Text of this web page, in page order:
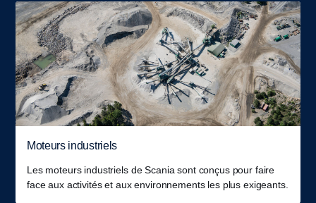
Moteurs industriels
Les moteurs industriels de Scania sont conçus pour faire
face aux activités et aux environnements les plus exigeants.